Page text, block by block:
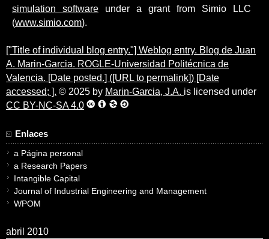
simulation software under a grant from Simio LLC
(www.simio.com).
["Title of individual blog entry."] Weblog entry. Blog de Juan
A. Marin-Garcia. ROGLE-Universidad Politécnica de
Valencia. [Date posted.] ([URL to permalink]) [Date
accessed; ]. © 2025 by Marin-Garcia, J.A. is licensed under
CC BY-NC-SA 4.0
Enlaces
a Página personal
a Research Papers
Intangible Capital
Journal of Industrial Engineering and Management
WPOM
abril 2010